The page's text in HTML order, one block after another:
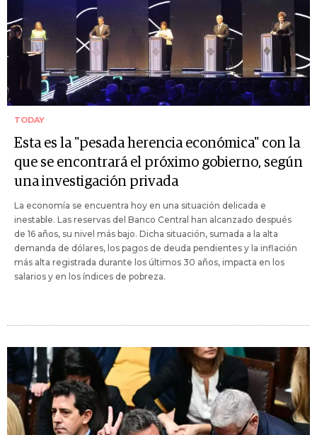
TODAY
Esta es la "pesada herencia económica" con la
que se encontrará el próximo gobierno, según
una investigación privada
La economía se encuentra hoy en una situación delicada e
inestable. Las reservas del Banco Central han alcanzado después
de 16 años, su nivel más bajo. Dicha situación, sumada a la alta
demanda de dólares, los pagos de deuda pendientes y la inflación
más alta registrada durante los últimos 30 años, impacta en los
salarios y en los índices de pobreza.